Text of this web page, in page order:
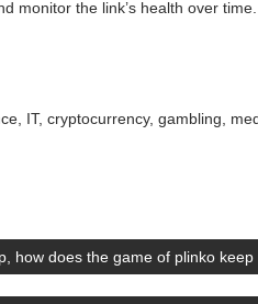
monitor the link’s health over
IT, cryptocurrency, gambling,
how does the game of plinko